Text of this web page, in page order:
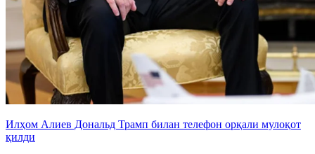
Илҳом Алиев Дональд Трамп билан телефон орқали мулоқот
қилди